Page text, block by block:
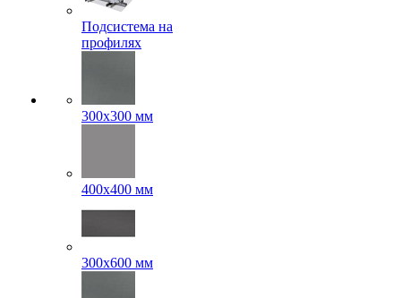
Подсистема на
профилях
300x300 мм
400х400 мм
300x600 мм